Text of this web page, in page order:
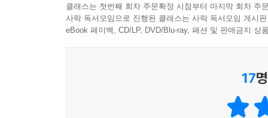
있다면 그를 위해 나서라. 옳은 일을 위해 나서라.
--- pp.38-39
어떤 사람이 널 이상하다고 하면, 고맙다고 말하렴.
우리는 소중한 사람일수록 쑥스러워하며 사랑한
이 책을 슬쩍 건네면 어떨까. 가정의 달, 사랑과 응
아빠의 짧은 편지를 읽은 이들은 “나도 아이들에
클래스는 첫번째 회차 주문확정 시점부터 마지막 회차 주
사락 독서모임으로 진행된 클래스는 사락 독서모임 게시
eBook 페이백, CD/LP, DVD/Blu-ray, 패션 및 판매금지 상
17